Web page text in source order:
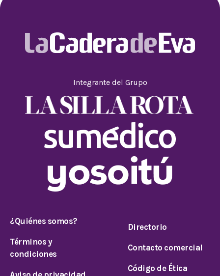
Integrante del Grupo
¿Quiénes somos?
Términos y
condiciones
Directorio
Contacto comercial
Código de Ética